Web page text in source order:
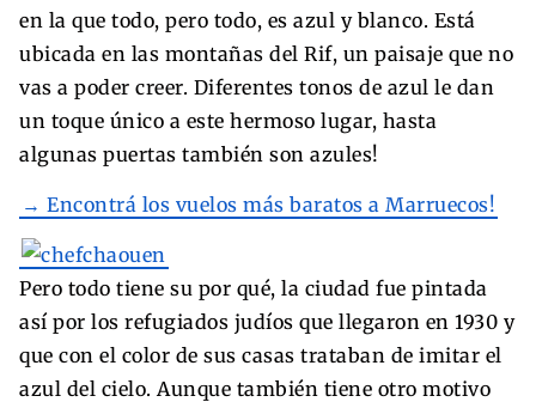
en la que todo, pero todo, es azul y blanco. Está
ubicada en las montañas del Rif, un paisaje que no
vas a poder creer. Diferentes tonos de azul le dan
un toque único a este hermoso lugar, hasta
algunas puertas también son azules!
→ Encontrá los vuelos más baratos a Marruecos!
Pero todo tiene su por qué, la ciudad fue pintada
así por los refugiados judíos que llegaron en 1930 y
que con el color de sus casas trataban de imitar el
azul del cielo. Aunque también tiene otro motivo